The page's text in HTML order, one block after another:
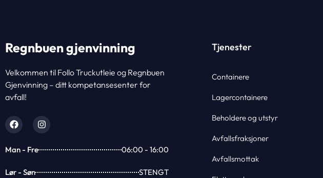
Regnbuen gjenvinning
Velkommen til Follo Truckutleie og Regnbuen
Gjenvinning – ditt kompetansesenter for
avfall!
Man - Fre 06:00 - 16:00
Lør - Søn STENGT
Tjenester
Containere
Lagercontainere
Beholdere og utstyr
Avfallsfraksjoner
Avfallsmottak